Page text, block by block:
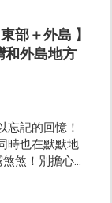
部＋外島 】
和外島地方
忘記的回憶！
時也在默默地
煞！別擔心，
育兒、托育補
麼補助吧！